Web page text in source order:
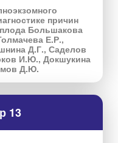
причин
Большакова
Е.Р.,
Д.Г., Саделов
И.Ю., Докшукина
Д.Ю.
13